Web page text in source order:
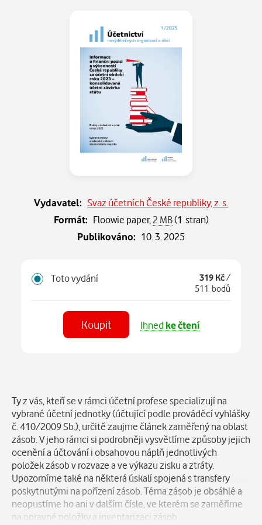
Vydavatel: Svaz účetních České republiky, z. s.
Formát: Floowie paper, 2 MB(1 stran)
Publikováno: 10. 3. 2025
Toto vydání 319 Kč/
511 bodů
Koupit Ihned ke čtení
Ty z vás, kteří se v rámci účetní profese specializují na
vybrané účetní jednotky (účtující podle prováděcí vyhlášky
č. 410/2009 Sb.), určitě zaujme článek zaměřený na oblast
zásob. V jeho rámci si podrobněji vysvětlíme způsoby jejich
ocenění a účtování i obsahovou náplň jednotlivých
položek zásob v rozvaze a ve výkazu zisku a ztráty.
Upozorníme také na některá úskalí spojená s transfery
poskytnutými na pořízení zásob. Téma zásob je obsáhlé a
neopustíme ho ani v dalším čísle, ve kterém se zaměříme
na opravné položky a inventarizaci zásob.